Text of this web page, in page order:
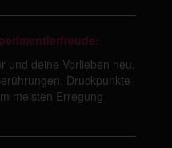
und deine Vorlieben neu.
Druckpunkte
meisten Erregung